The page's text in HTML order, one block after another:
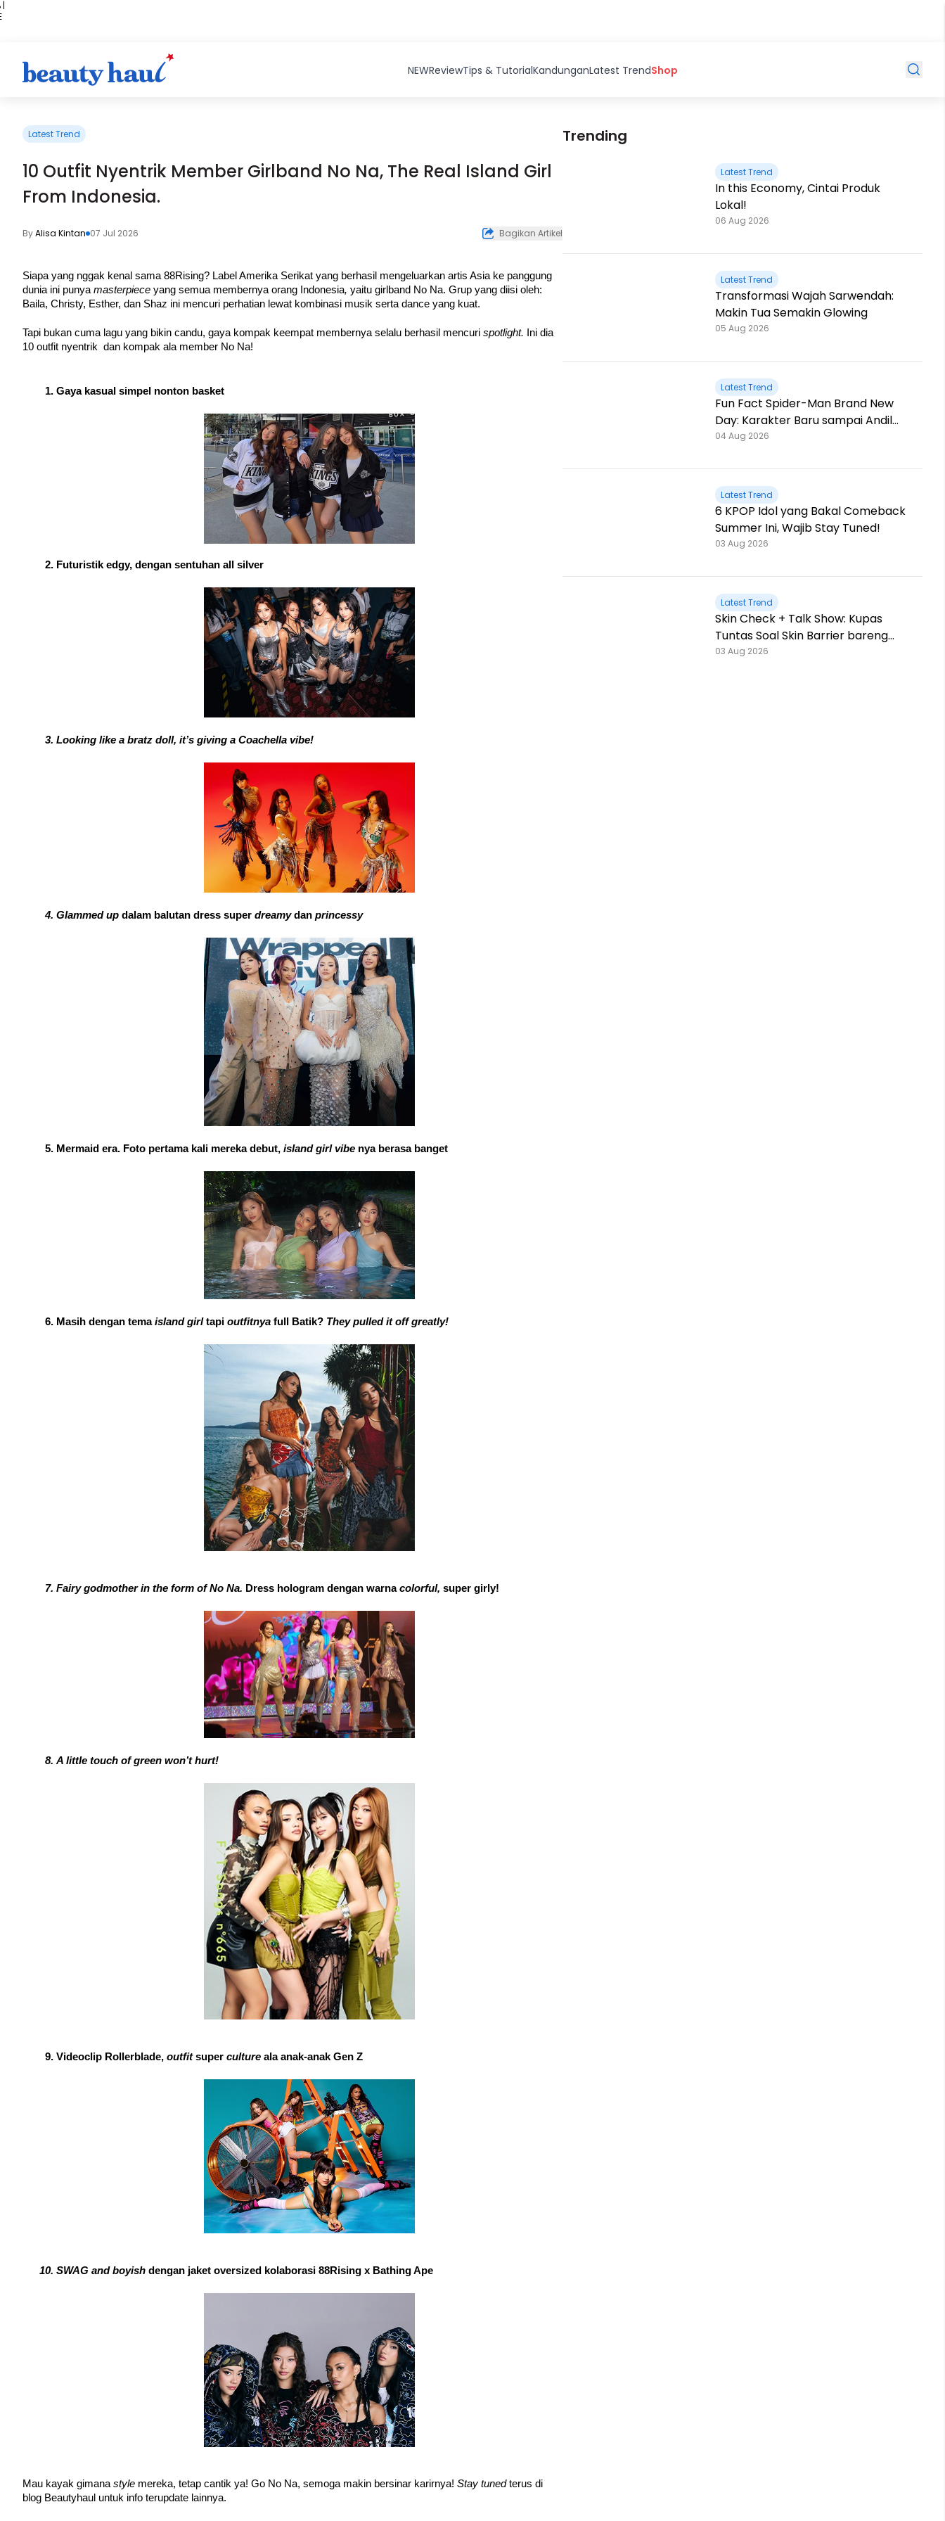
|
NEWReviewTips & TutorialKandunganLatest TrendShop
Latest Trend
10 Outfit Nyentrik Member Girlband No Na, The Real Island Girl
From Indonesia.
ByAlisa Kintan 07 Jul 2026 Bagikan Artikel
Siapa yang nggak kenal sama 88Rising? Label Amerika Serikat yang berhasil mengeluarkan artis Asia ke panggung
dunia ini punya masterpiece yang semua membernya orang Indonesia, yaitu girlband No Na. Grup yang diisi oleh:
Baila, Christy, Esther, dan Shaz ini mencuri perhatian lewat kombinasi musik serta dance yang kuat.
Tapi bukan cuma lagu yang bikin candu, gaya kompak keempat membernya selalu berhasil mencuri spotlight.
Ini dia
10 outfit nyentrik  dan kompak ala member No Na!
Gaya kasual simpel nonton basket
Futuristik edgy, dengan sentuhan all silver
Looking like a bratz doll, it’s giving a Coachella vibe!
Glammed up dalam balutan dress super dreamy dan princessy
Mermaid era. Foto pertama kali mereka debut, island girl vibe nya berasa banget
Masih dengan tema island girl tapi outfitnya full Batik? They pulled it off greatly!
Fairy godmother in the form of No Na. Dress hologram dengan warna colorful, super girly!
A little touch of green won’t hurt!
Videoclip Rollerblade, outfit super culture ala anak-anak Gen Z
SWAG and boyish dengan jaket oversized kolaborasi 88Rising x Bathing Ape
Mau kayak gimana style mereka, tetap cantik ya! Go No Na, semoga makin bersinar karirnya! Stay tuned terus di
blog Beautyhaul untuk info terupdate lainnya.
Trending
Latest Trend
In this Economy, Cintai Produk
Lokal!
06 Aug 2026
Latest Trend
Transformasi Wajah Sarwendah:
Makin Tua Semakin Glowing
05 Aug 2026
Latest Trend
Fun Fact Spider-Man Brand New
Day: Karakter Baru sampai Andil
Jackie Chan!
04 Aug 2026
Latest Trend
6 KPOP Idol yang Bakal Comeback
Summer Ini, Wajib Stay Tuned!
03 Aug 2026
Latest Trend
Skin Check + Talk Show: Kupas
Tuntas Soal Skin Barrier bareng
Pestlo dan Skintention!
03 Aug 2026